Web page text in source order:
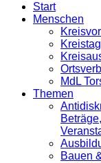
Start
Menschen
MdL
Themen
Bauen